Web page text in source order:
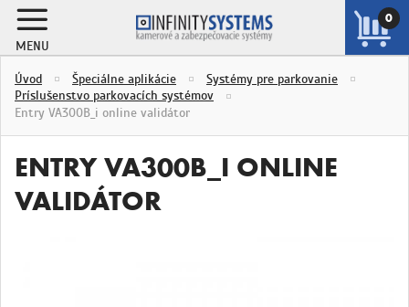
MENU
0
ZOBRAZIŤ
Úvod Špeciálne aplikácie
Systémy pre parkovanie
Príslušenstvo parkovacích systémov
Entry VA300B_i online validátor
ENTRY VA300B_I ONLINE
VALIDÁTOR